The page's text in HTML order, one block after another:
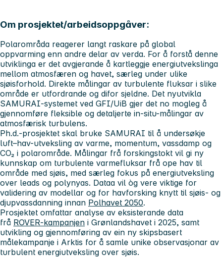
Om prosjektet/arbeidsoppgåver:
Polarområda reagerer langt raskare på global
oppvarming enn andre delar av verda. For å forstå denne
utviklinga er det avgjerande å kartleggje energiutvekslinga
mellom atmosfæren og havet, særleg under ulike
sjøisforhold. Direkte målingar av turbulente fluksar i slike
område er utfordrande og difor sjeldne. Det nyutvikla
SAMURAI-systemet ved GFI/UiB gjer det no mogleg å
gjennomføre fleksible og detaljerte in-situ-målingar av
atmosfærisk turbulens.
Ph.d.-prosjektet skal bruke SAMURAI til å undersøkje
luft–hav-utveksling av varme, momentum, vassdamp og
CO₂ i polarområde. Målingar frå forskingstokt vil gi ny
kunnskap om turbulente varmefluksar frå ope hav til
område med sjøis, med særleg fokus på energiutveksling
over leads og polynyas. Dataa vil òg vere viktige for
validering av modellar og for havforsking knytt til sjøis- og
djupvassdanning innan Polhavet 2050.
Prosjektet omfattar analyse av eksisterande data
frå ROVER-kampanjen i Grønlandshavet i 2025, samt
utvikling og gjennomføring av ein ny skipsbasert
målekampanje i Arktis for å samle unike observasjonar av
turbulent energiutveksling over sjøis.